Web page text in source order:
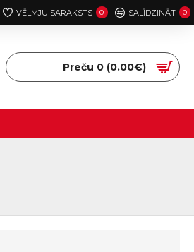
VĒLMJU SARAKSTS 0 SALĪDZINĀT 0
Preču 0 (0.00€)